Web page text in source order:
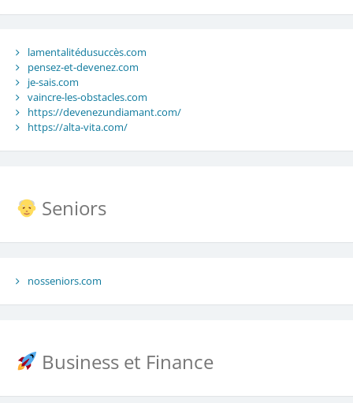
lamentalitédusuccès.com
pensez-et-devenez.com
je-sais.com
vaincre-les-obstacles.com
https://devenezundiamant.com/
https://alta-vita.com/
Seniors
nosseniors.com
Business et Finance